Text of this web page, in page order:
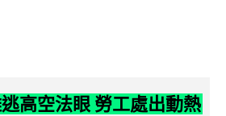
高空法眼 勞工處出動熱